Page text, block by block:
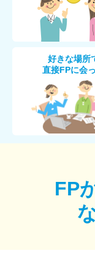
好きな場所
直接FPに会
FP